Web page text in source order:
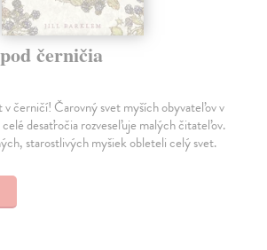
černičia
černičí! Čarovný svet myších obyvateľov v
desaťročia rozveseľuje malých čitateľov.
starostlivých myšiek obleteli celý svet.